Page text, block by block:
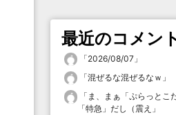
最近のコメン
「2026/08/07 」
「混ぜるな混ぜるなｗ 」
「 ま、まぁ「ぷらっとこ
「特急」だし（震え 」